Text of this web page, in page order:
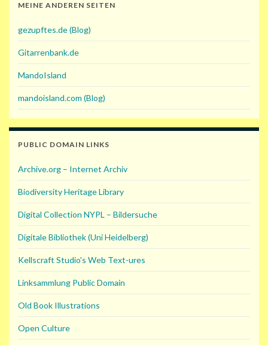
MEINE ANDEREN SEITEN
gezupftes.de (Blog)
Gitarrenbank.de
MandoIsland
mandoisland.com (Blog)
PUBLIC DOMAIN LINKS
Archive.org – Internet Archiv
Biodiversity Heritage Library
Digital Collection NYPL – Bildersuche
Digitale Bibliothek (Uni Heidelberg)
Kellscraft Studio's Web Text-ures
Linksammlung Public Domain
Old Book Illustrations
Open Culture